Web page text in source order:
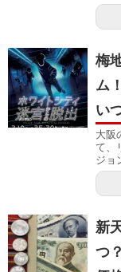
梅
ム
い
大阪
て、
ジョ
新
つ